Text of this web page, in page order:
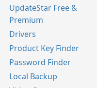
UpdateStar Free &
Premium
Drivers
Product Key Finder
Password Finder
Local Backup